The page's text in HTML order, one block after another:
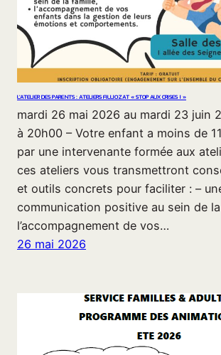
L’ATELIER DES PARENTS : ATELIERS FILLIOZAT « STOP AUX CRISES ! »
mardi 26 mai 2026 au mardi 23 juin
à 20h00 – Votre enfant a moins de
par une intervenante formée aux
ces ateliers vous transmettront
et outils concrets pour faciliter : –
communication positive au sein de
l’accompagnement de vos…
26 mai 2026